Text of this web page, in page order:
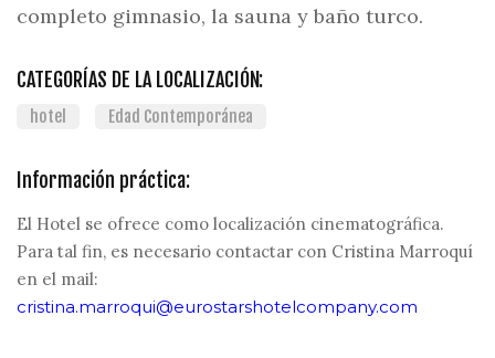
completo gimnasio, la sauna y baño turco.
CATEGORÍAS DE LA LOCALIZACIÓN:
hotel Edad Contemporánea
Información práctica:
El Hotel se ofrece como localización cinematográfica.
Para tal fin, es necesario contactar con Cristina Marroquí
en el mail:
cristina.marroqui@eurostarshotelcompany.com